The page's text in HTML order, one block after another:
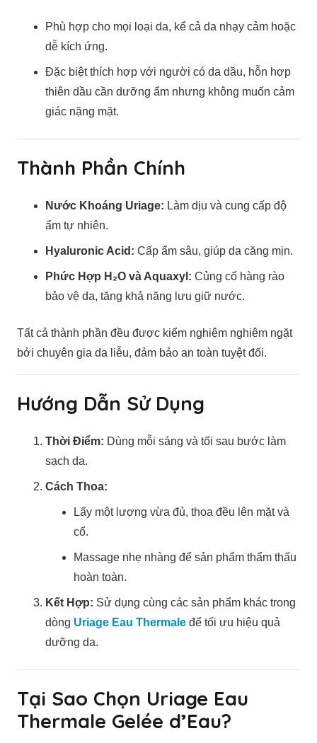
Phù hợp cho mọi loại da, kể cả da nhạy cảm hoặc
dễ kích ứng.
Đặc biệt thích hợp với người có da dầu, hỗn hợp
thiên dầu cần dưỡng ẩm nhưng không muốn cảm
giác nặng mặt.
Thành Phần Chính
Nước Khoáng Uriage: Làm dịu và cung cấp độ
ẩm tự nhiên.
Hyaluronic Acid: Cấp ẩm sâu, giúp da căng mịn.
Phức Hợp H₂O và Aquaxyl: Củng cố hàng rào
bảo vệ da, tăng khả năng lưu giữ nước.
Tất cả thành phần đều được kiểm nghiệm nghiêm ngặt
bởi chuyên gia da liễu, đảm bảo an toàn tuyệt đối.
Hướng Dẫn Sử Dụng
Thời Điểm: Dùng mỗi sáng và tối sau bước làm
sạch da.
Cách Thoa:
Lấy một lượng vừa đủ, thoa đều lên mặt và
cổ.
Massage nhẹ nhàng để sản phẩm thẩm thấu
hoàn toàn.
Kết Hợp: Sử dụng cùng các sản phẩm khác trong
dòng Uriage Eau Thermale để tối ưu hiệu quả
dưỡng da.
Tại Sao Chọn Uriage Eau
Thermale Gelée d’Eau?